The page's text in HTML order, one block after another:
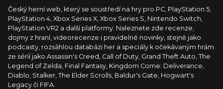
Český herní web, který se soustředí na hry pro PC, PlayStation 5,
PlayStation 4, Xbox Series X, Xbox Series S, Nintendo Switch,
PlayStation VR2 a další platformy. Naleznete zde recenze,
dojmy z hraní, videorecenze i pravidelné novinky, stejně jako
podcasty, rozsáhlou databázi her a speciály k očekávaným hrám
ze sérií jako Assassin's Creed, Call of Duty, Grand Theft Auto, The
Legend of Zelda, Final Fantasy, Kingdom Come: Deliverance,
Diablo, Stalker, The Elder Scrolls, Baldur's Gate, Hogwart's
Legacy či FIFA.